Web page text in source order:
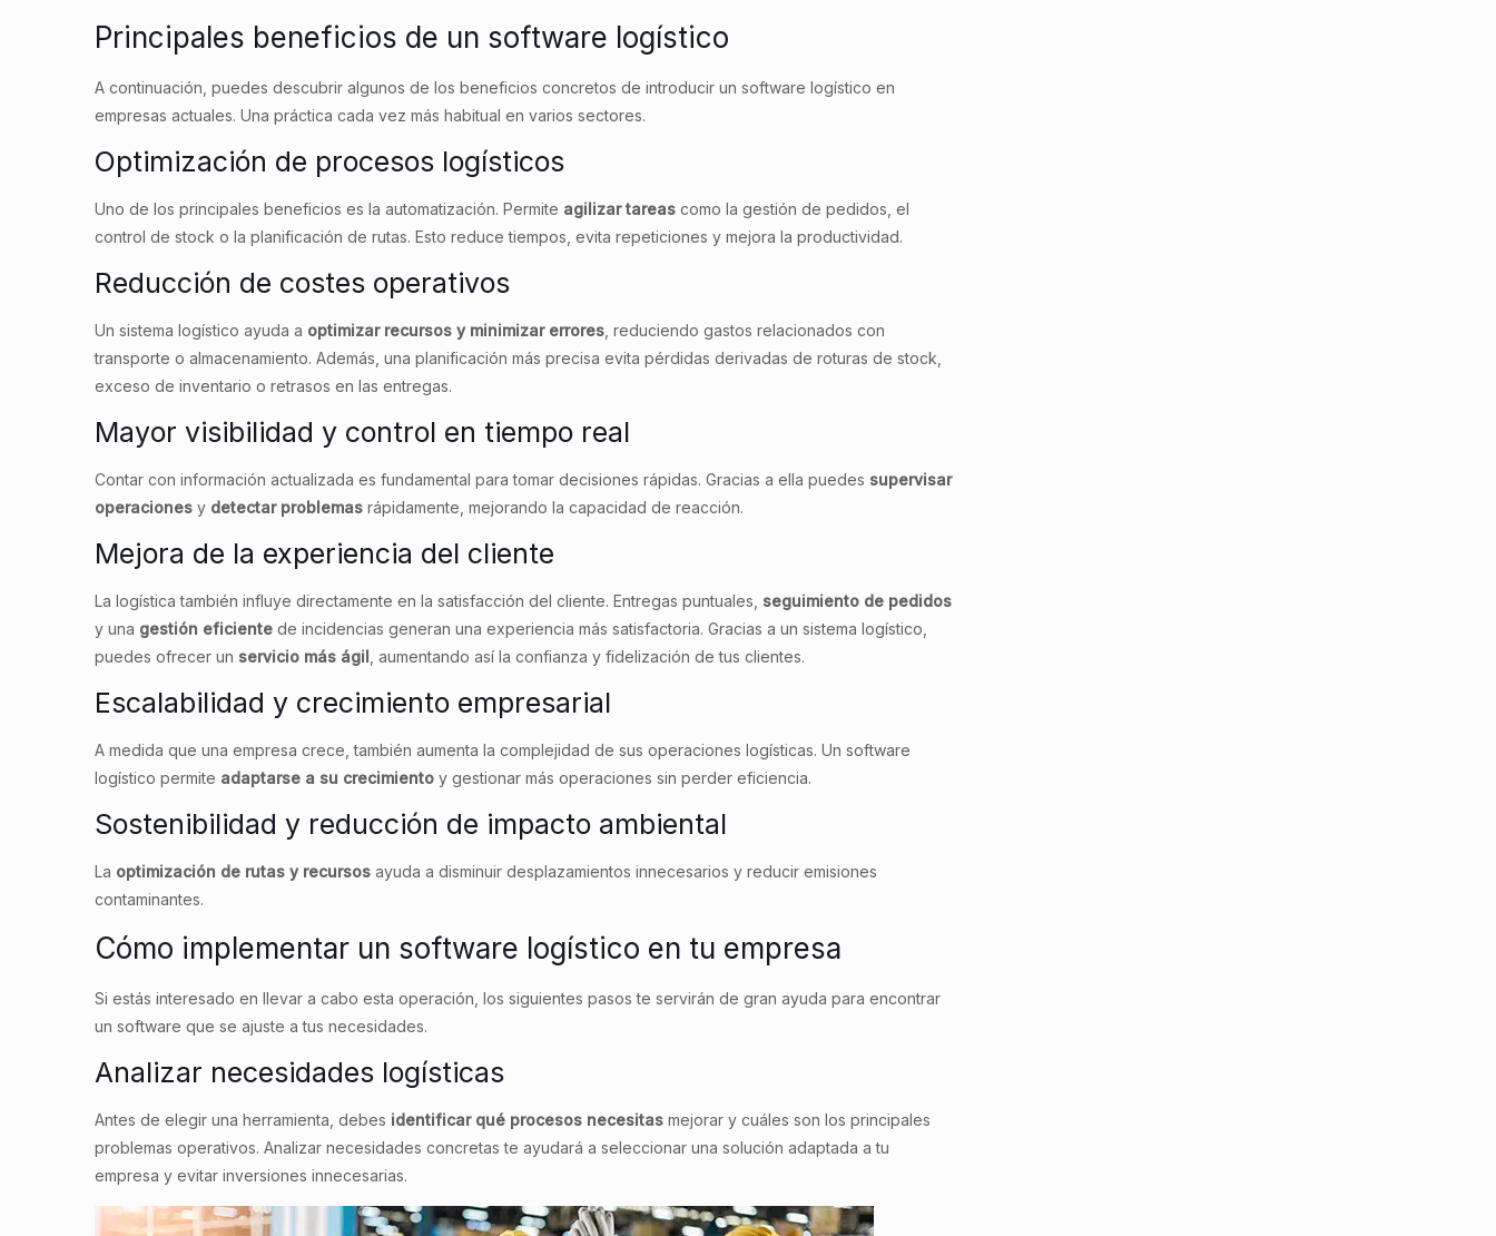
Principales beneficios de un software logístico
A continuación, puedes descubrir algunos de los beneficios concretos de introducir un software logístico en
empresas actuales. Una práctica cada vez más habitual en varios sectores.
Optimización de procesos logísticos
Uno de los principales beneficios es la automatización. Permite agilizar tareas como la gestión de pedidos, el
control de stock o la planificación de rutas. Esto reduce tiempos, evita repeticiones y mejora la productividad.
Reducción de costes operativos
Un sistema logístico ayuda a optimizar recursos y minimizar errores , reduciendo gastos relacionados con
transporte o almacenamiento. Además, una planificación más precisa evita pérdidas derivadas de roturas de stock,
exceso de inventario o retrasos en las entregas.
Mayor visibilidad y control en tiempo real
Contar con información actualizada es fundamental para tomar decisiones rápidas. Gracias a ella puedes supervisar
operaciones y detectar problemas rápidamente, mejorando la capacidad de reacción.
Mejora de la experiencia del cliente
La logística también influye directamente en la satisfacción del cliente. Entregas puntuales, seguimiento de pedidos
y una gestión eficiente de incidencias generan una experiencia más satisfactoria. Gracias a un sistema logístico,
puedes ofrecer un servicio más ágil , aumentando así la confianza y fidelización de tus clientes.
Escalabilidad y crecimiento empresarial
A medida que una empresa crece, también aumenta la complejidad de sus operaciones logísticas. Un software
logístico permite adaptarse a su crecimiento y gestionar más operaciones sin perder eficiencia.
Sostenibilidad y reducción de impacto ambiental
La optimización de rutas y recursos ayuda a disminuir desplazamientos innecesarios y reducir emisiones
contaminantes.
Cómo implementar un software logístico en tu empresa
Si estás interesado en llevar a cabo esta operación, los siguientes pasos te servirán de gran ayuda para encontrar
un software que se ajuste a tus necesidades.
Analizar necesidades logísticas
Antes de elegir una herramienta, debes identificar qué procesos necesitas mejorar y cuáles son los principales
problemas operativos. Analizar necesidades concretas te ayudará a seleccionar una solución adaptada a tu
empresa y evitar inversiones innecesarias.